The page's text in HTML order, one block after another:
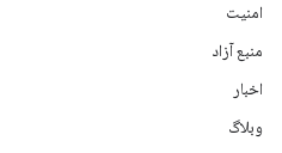
امنیت
منبع آزاد
اخبار
وبلاگ